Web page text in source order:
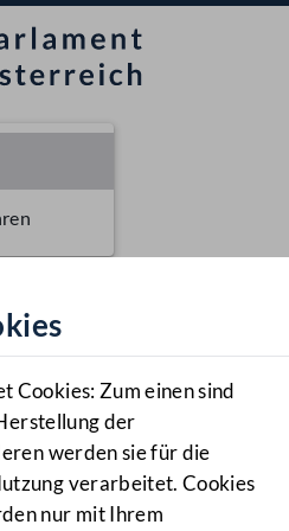
Cookies: Zum einen sind
der
werden sie für die
verarbeitet. Cookies
nur mit Ihrem